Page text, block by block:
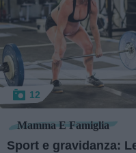
12
Mamma E Famiglia
Sport e gravidanza: